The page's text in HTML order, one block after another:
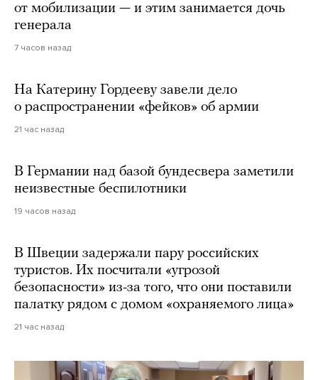
от мобилизации — и этим занимается дочь
генерала
7 часов назад
На Катерину Гордееву завели дело
о распространении «фейков» об армии
21 час назад
В Германии над базой бундесвера заметили
неизвестные беспилотники
19 часов назад
В Швеции задержали пару российских
туристов. Их посчитали «угрозой
безопасности» из-за того, что они поставили
палатку рядом с домом «охраняемого лица»
21 час назад